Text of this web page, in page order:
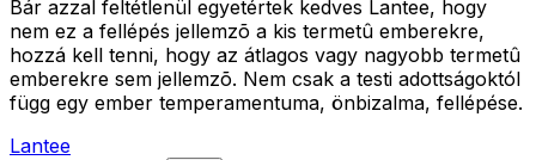
Bár azzal feltétlenül egyetértek kedves Lantee, hogy
nem ez a fellépés jellemzõ a kis termetû emberekre,
hozzá kell tenni, hogy az átlagos vagy nagyobb termetû
emberekre sem jellemzõ. Nem csak a testi adottságoktól
függ egy ember temperamentuma, önbizalma, fellépése.
Lantee